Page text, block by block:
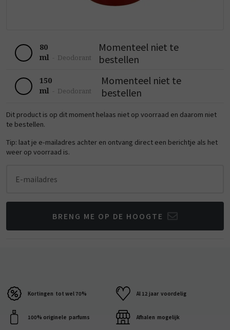
80
ml - Deodorant
Momenteel niet te
bestellen
150
ml - Deodorant
Momenteel niet te
bestellen
Dit product is op dit moment helaas niet op voorraad en daarom niet
te bestellen.
Tip: laat je e-mailadres achter en ontvang direct een berichtje als het
weer op voorraad is.
E-mailadres
BRENG ME OP DE HOOGTE
Kortingen tot wel 70% Al 12 jaar voordelig
100% originele parfums Afhalen mogelijk